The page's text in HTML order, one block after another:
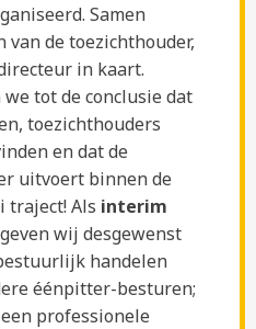
Samen
de toezichthouder,
in kaart.
tot de conclusie dat
toezichthouders
en dat de
uitvoert binnen de
traject! Als interim
wij desgewenst
handelen
éénpitter-besturen;
professionele